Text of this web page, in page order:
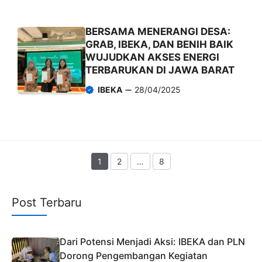
BERSAMA MENERANGI DESA:
GRAB, IBEKA, DAN BENIH BAIK
WUJUDKAN AKSES ENERGI
TERBARUKAN DI JAWA BARAT
IBEKA 28/04/2025
Page
1 Page
2 … 8
Post Terbaru
Dari Potensi Menjadi Aksi: IBEKA dan PLN
Dorong Pengembangan Kegiatan